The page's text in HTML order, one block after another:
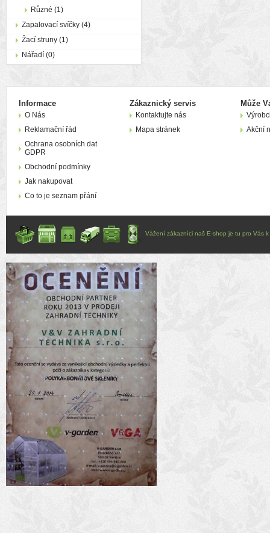
Různé (1)
Zapalovací svíčky (4)
Žací struny (1)
Nářadí (0)
Informace
O Nás
Reklamační řád
Ochrana osobních dat
GDPR
Obchodní podmínky
Jak nakupovat
Co to je seznam přání
Zákaznický servis
Kontaktujte nás
Mapa stránek
Může
Akční
Vážení zákazníci naš E-shop je tu pro Vás